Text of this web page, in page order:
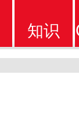
知识
知识